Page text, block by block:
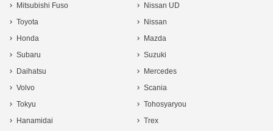
Mitsubishi Fuso
Nissan UD
Toyota
Nissan
Honda
Mazda
Subaru
Suzuki
Daihatsu
Mercedes
Volvo
Scania
Tokyu
Tohosyaryou
Hanamidai
Trex